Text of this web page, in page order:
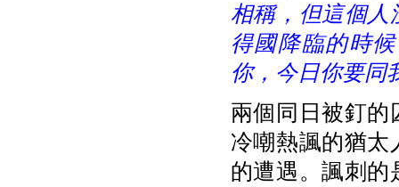
相稱，但這個人
得國降臨的時
你，今日你要同
兩個同日被釘的
冷嘲熱諷的猶太
的遭遇。諷刺的